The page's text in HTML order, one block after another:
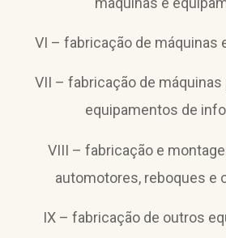
VI – fabricação de máquinas
VII – fabricação de
equipamentos de
VIII – fabricação e
automotores, reboques e
IX – fabricação de outros